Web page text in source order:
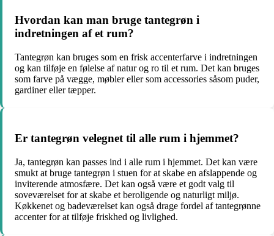
Hvordan kan man bruge tantegrøn i
indretningen af et rum?
Tantegrøn kan bruges som en frisk accenterfarve i indretningen
og kan tilføje en følelse af natur og ro til et rum. Det kan bruges
som farve på vægge, møbler eller som accessories såsom puder,
gardiner eller tæpper.
Er tantegrøn velegnet til alle rum i hjemmet?
Ja, tantegrøn kan passes ind i alle rum i hjemmet. Det kan være
smukt at bruge tantegrøn i stuen for at skabe en afslappende og
inviterende atmosfære. Det kan også være et godt valg til
soveværelset for at skabe et beroligende og naturligt miljø.
Køkkenet og badeværelset kan også drage fordel af tantegrønne
accenter for at tilføje friskhed og livlighed.